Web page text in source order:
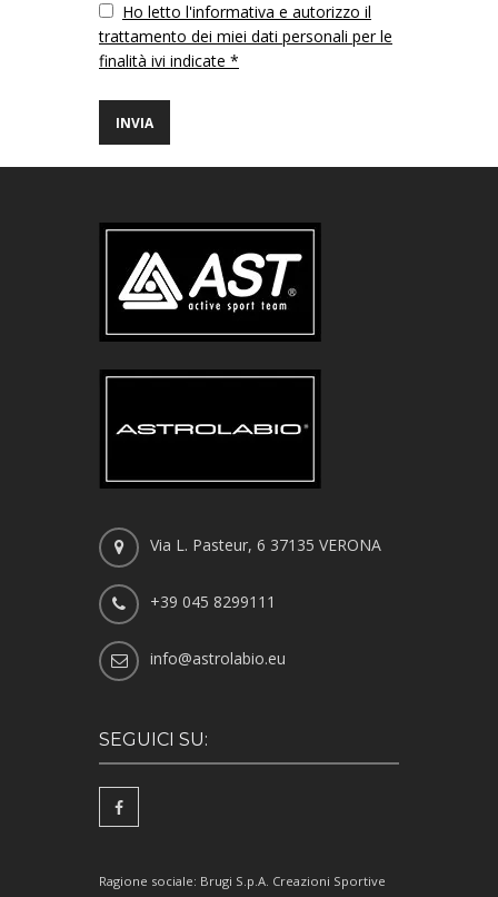
VuotoHo letto l'informativa e autorizzo il
trattamento dei miei dati personali per le
finalità ivi indicate *
Via L. Pasteur, 6 37135 VERONA
+39 045 8299111
info@astrolabio.eu
SEGUICI SU:
Ragione sociale: Brugi S.p.A. Creazioni Sportive